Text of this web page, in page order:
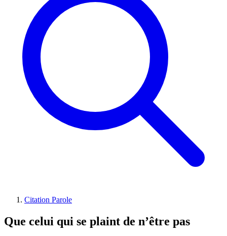
Citation Parole
Que celui qui se plaint de n’être pas